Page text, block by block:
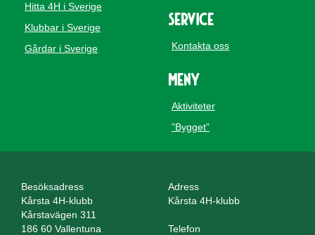
Hitta 4H i Sverige
Klubbar i Sverige
Gårdar i Sverige
Service
Kontakta oss
Meny
Aktiviteter
”Bygget”
Besöksadress
Kårsta 4H-klubb
Kårstavägen 311
186 60 Vallentuna
Adress
Kårsta 4H-klubb
Telefon